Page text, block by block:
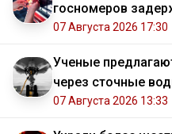
госномеров
07 Августа 2026 17:30
Ученые
через сточные
07 Августа 2026 13:33